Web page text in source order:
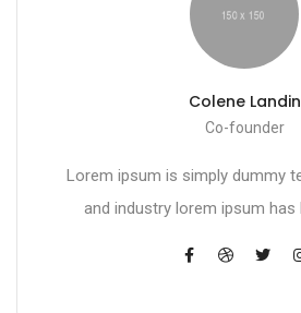
Colene Landin
Co-founder
Lorem ipsum is simply dummy
and industry lorem ipsum has